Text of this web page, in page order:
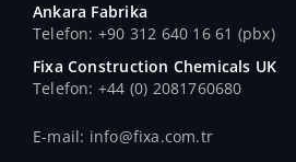
Ankara Fabrika
Telefon: +90 312 640 16 61 (pbx)
Fixa Construction Chemicals UK
Telefon: +44 (0) 2081760680
E-mail: info@fixa.com.tr